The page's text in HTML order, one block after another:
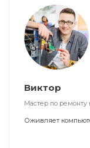
Виктор
Мастер по
Оживляет